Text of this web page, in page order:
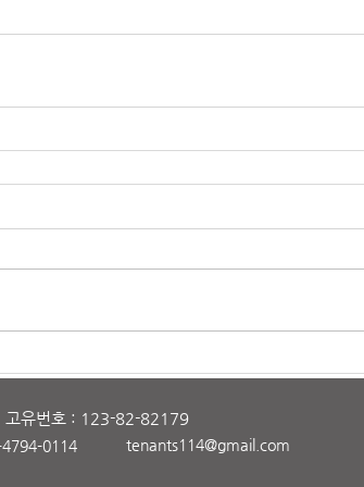
고유번호 : 123-82-82179
0114 tenants114@gmail.com